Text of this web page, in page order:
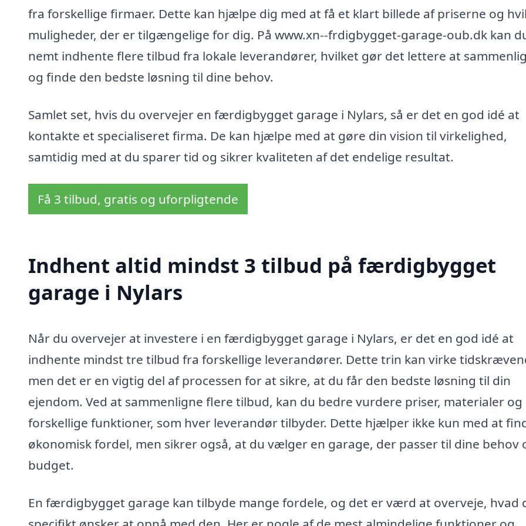
fra forskellige firmaer. Dette kan hjælpe dig med at få et klart billede af priserne og
muligheder, der er tilgængelige for dig. På www.xn--frdigbygget-garage-oub.dk kan
nemt indhente flere tilbud fra lokale leverandører, hvilket gør det lettere at
og finde den bedste løsning til dine behov.
Samlet set, hvis du overvejer en færdigbygget garage i Nylars, så er det en god idé at
kontakte et specialiseret firma. De kan hjælpe med at gøre din vision til virkelighed,
samtidig med at du sparer tid og sikrer kvaliteten af det endelige resultat.
Få 3 tilbud, gratis og uforpligtende
Indhent altid mindst 3 tilbud på færdigbygget
garage i Nylars
Når du overvejer at investere i en færdigbygget garage i Nylars, er det en god idé at
indhente mindst tre tilbud fra forskellige leverandører. Dette trin kan virke
men det er en vigtig del af processen for at sikre, at du får den bedste løsning til din
ejendom. Ved at sammenligne flere tilbud, kan du bedre vurdere priser, materialer og
forskellige funktioner, som hver leverandør tilbyder. Dette hjælper ikke kun med at
økonomisk fordel, men sikrer også, at du vælger en garage, der passer til dine behov
budget.
En færdigbygget garage kan tilbyde mange fordele, og det er værd at overveje, hvad